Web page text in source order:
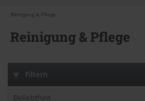
Reinigung & Pflege
Reinigung & Pflege
Filtern